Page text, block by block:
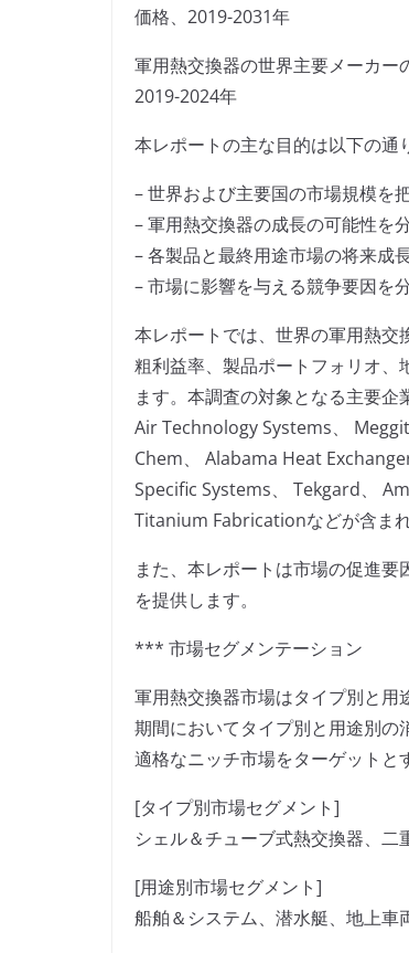
価格、2019-2031年
軍用熱交換器の世界主要メーカー
2019-2024年
本レポートの主な目的は以下の通
– 世界および主要国の市場規模を
– 軍用熱交換器の成長の可能性を
– 各製品と最終用途市場の将来成
– 市場に影響を与える競争要因を
本レポートでは、世界の軍用熱交
粗利益率、製品ポートフォリオ
ます。本調査の対象となる主要
Air Technology Systems、
Chem、 Alabama Heat
Specific Systems、 Tekgard、
Titanium Fabricationなどが含まれ
また、本レポートは市場の促進
を提供します。
*** 市場セグメンテーション
軍用熱交換器市場はタイプ別と
期間においてタイプ別と用途別の
適格なニッチ市場をターゲットと
[タイプ別市場セグメント]
シェル＆チューブ式熱交換器、
[用途別市場セグメント]
船舶＆システム、潜水艇、地上